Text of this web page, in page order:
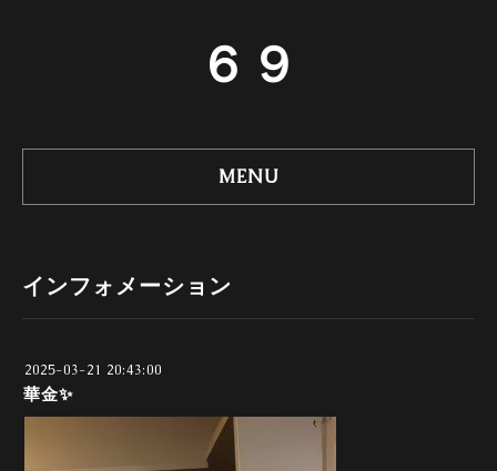
６９
MENU
インフォメーション
2025-03-21 20:43:00
華金✨